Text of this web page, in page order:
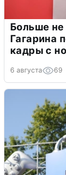
Больше
Гагарина
кадры с
6 августа 69